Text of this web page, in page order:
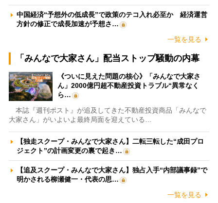
中国経済“予想外の低成長”で政策のテコ入れ必至か 経済運営
方針の修正で成長加速が予想さ…
一覧を見る
「みんなで大家さん」配当ストップ騒動の内幕
《ついに見えた問題の核心》「みんなで大家さ
ん」2000億円超不動産投資トラブル“異常なく
ら…
本誌『週刊ポスト』が追及してきた不動産投資商品「みんなで
大家さん」がいよいよ最終局面を迎えている…
【独走スクープ・みんなで大家さん】二転三転した“成田プロ
ジェクト”の計画変更の裏で起き…
【追及スクープ・みんなで大家さん】独占入手“内部議事録”で
明かされる柳瀬健一・代表の思…
一覧を見る